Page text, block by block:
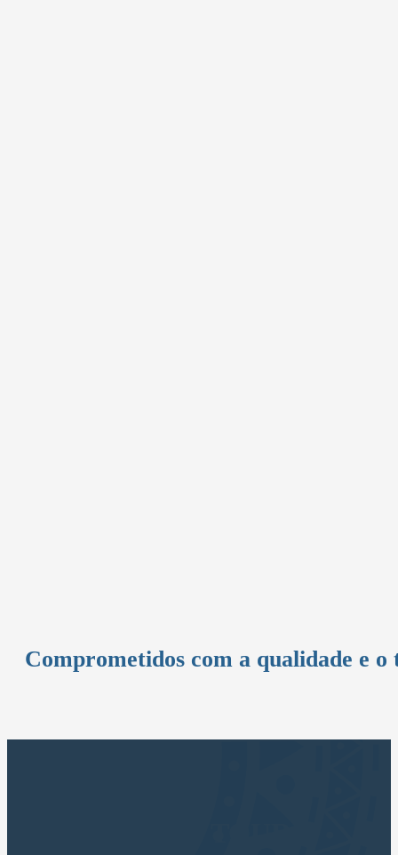
Comprometidos com a qualidade e o